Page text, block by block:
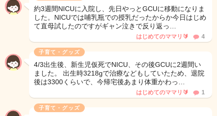
約3週間NICUに入院し、先日やっとGCUに移動になりま
した。NICUでは哺乳瓶での授乳だったからか今日はじめ
て直母試したのですがギャン泣きで反り返っ…
はじめてのママリ🔰 4
子育て・グッズ
4/3出生後、新生児仮死でNICU、その後GCUに2週間い
ました。 出生時3218gで治療などもしていたため、退院
後は3300くらいで、今帰宅後あまり体重かわっ…
はじめてのママリ🔰 1
子育て・グッズ